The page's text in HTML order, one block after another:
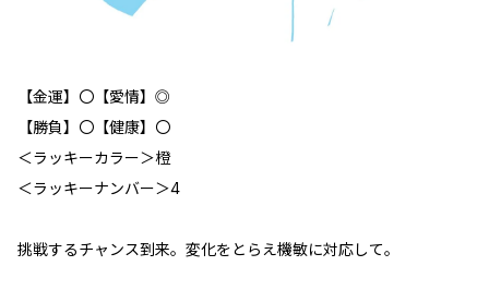
【金運】〇【愛情】◎
【勝負】〇【健康】〇
＜ラッキーカラー＞橙
＜ラッキーナンバー＞4
挑戦するチャンス到来。変化をとらえ機敏に対応して。